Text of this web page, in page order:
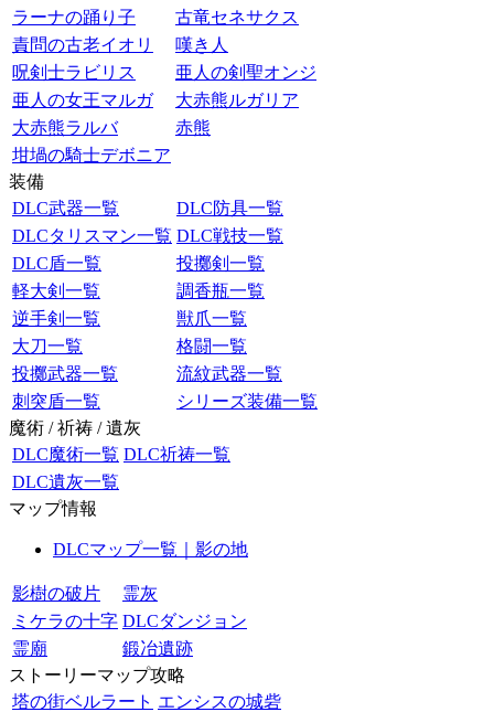
ラーナの踊り子
古竜セネサクス
責問の古老イオリ
嘆き人
呪剣士ラビリス
亜人の剣聖オンジ
亜人の女王マルガ
大赤熊ルガリア
大赤熊ラルバ
赤熊
坩堝の騎士デボニア
装備
DLC武器一覧
DLC防具一覧
DLCタリスマン一覧 DLC戦技一覧
DLC盾一覧
投擲剣一覧
軽大剣一覧
調香瓶一覧
逆手剣一覧
獣爪一覧
大刀一覧
格闘一覧
投擲武器一覧
流紋武器一覧
刺突盾一覧
シリーズ装備一覧
魔術 / 祈祷 / 遺灰
DLC魔術一覧 DLC祈祷一覧
DLC遺灰一覧
マップ情報
DLCマップ一覧｜影の地
影樹の破片
霊灰
ミケラの十字 DLCダンジョン
霊廟
鍛冶遺跡
ストーリーマップ攻略
塔の街ベルラート エンシスの城砦